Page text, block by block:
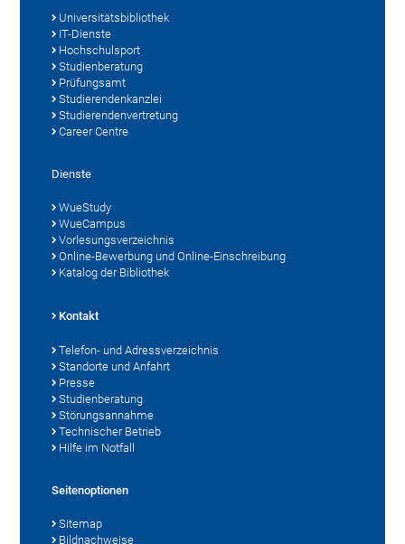
Universitätsbibliothek
IT-Dienste
Hochschulsport
Studienberatung
Prüfungsamt
Studierendenkanzlei
Studierendenvertretung
Career Centre
Dienste
WueStudy
WueCampus
Vorlesungsverzeichnis
Online-Bewerbung und Online-Einschreibung
Katalog der Bibliothek
Kontakt
Telefon- und Adressverzeichnis
Standorte und Anfahrt
Presse
Studienberatung
Störungsannahme
Technischer Betrieb
Hilfe im Notfall
Seitenoptionen
Sitemap
Bildnachweise